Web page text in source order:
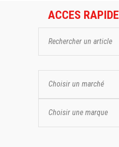
ACCES RAPIDE
Choisir un marché
Choisir une marque